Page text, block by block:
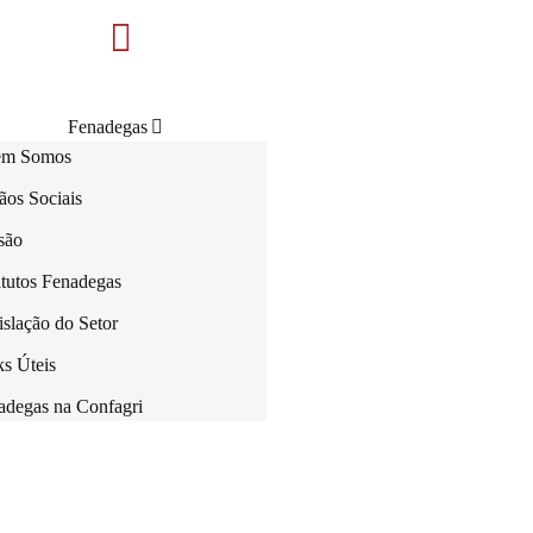
Fenadegas
Somos
Sociais
Fenadegas
do Setor
Úteis
na Confagri
Contactos